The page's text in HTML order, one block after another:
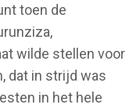
toen de
wilde stellen voor
dat in strijd was
in het hele